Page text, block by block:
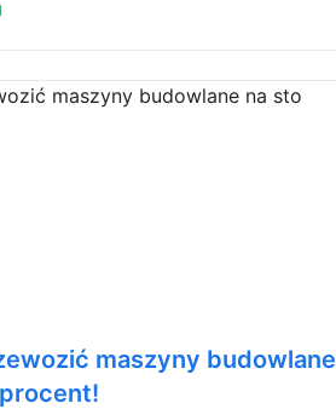
maszyny budowlane